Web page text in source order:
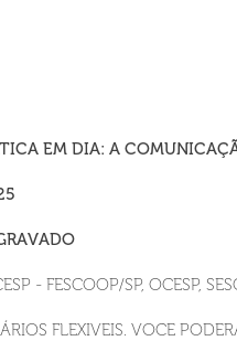
EM DIA: A
- FESCOOP/SP, OCESP,
FLEXIVEIS. VOCE